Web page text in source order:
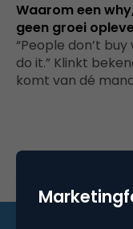
Waarom een
geen groei
“People don’t
do it.” Klinkt
komt van dé